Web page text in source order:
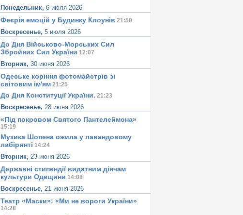
Понедельник, 6 июля 2026
Феєрія емоцій у Будинку Клоунів 21:50
Воскресенье, 5 июля 2026
До Дня Військово-Морських Сил
Збройних Сил України 12:07
Вторник, 30 июня 2026
Одеське корiння фотомайстрiв зі
світовим iм'ям 21:25
До Дня Конституцiї України. 21:23
Воскресенье, 28 июня 2026
«Під покровом Святого Пантелеймона»
15:19
Музика Шопена ожила у лавандовому
лабіринтi 14:24
Вторник, 23 июня 2026
Державні стипендії видатним діячам
культури Одещини 14:08
Воскресенье, 21 июня 2026
Театр «Маски»: «Ми не вороги України»
14:28